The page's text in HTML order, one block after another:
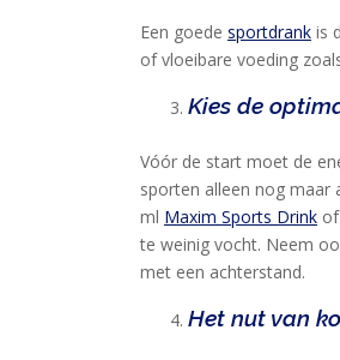
KLANTENSERVICE
Een goede sportdrank is
of vloeibare voeding
Kies de
Vóór de start moet de
sporten alleen nog maar
ml Maxim Sports Drink of
te weinig vocht. Neem
met een achterstand.
Het nut van